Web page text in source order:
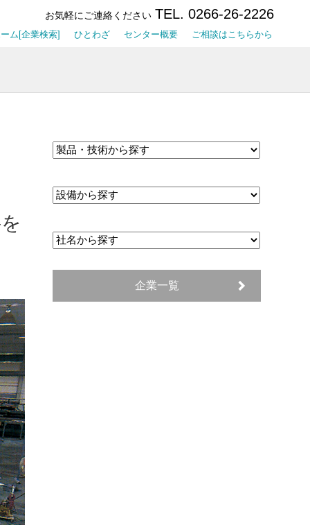
お気軽にご連絡ください TEL. 0266-26-2226
ム[企業検索] ひとわざ センター概要 ご相談はこちらから
企業一覧